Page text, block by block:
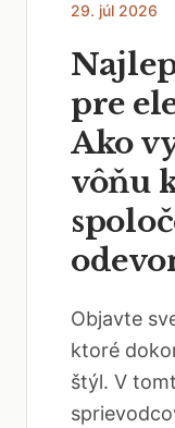
29. júl 2026
pre
Ako
vôňu
Objavte
ktoré
štýl. V